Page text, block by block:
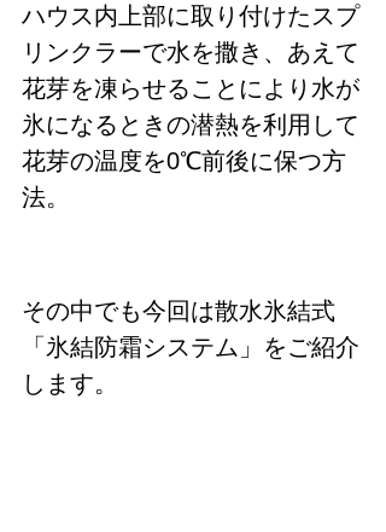
ハウス内上部に取り付けたスプ
リンクラーで水を撒き、あえて
花芽を凍らせることにより水が
氷になるときの潜熱を利用して
花芽の温度を0℃前後に保つ方
法。
その中でも今回は散水氷結式
「氷結防霜システム」をご紹介
します。